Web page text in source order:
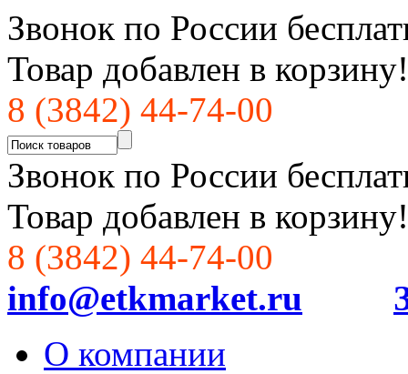
Звонок по России
Товар добавлен в корзину!
8 (3842) 44-74-00
Звонок по России
Товар добавлен в корзину!
8 (3842) 44-74-00
info@etkmarket.ru
О компании